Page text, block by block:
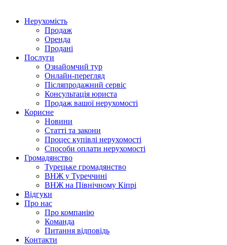
Нерухомість
Продаж
Оренда
Продані
Послуги
Ознайомчий тур
Онлайн-перегляд
Післяпродажний сервіс
Консультація юриста
Продаж вашої нерухомості
Корисне
Новини
Статті та закони
Процес купівлі нерухомості
Способи оплати нерухомості
Громадянство
Турецьке громадянство
ВНЖ у Туреччині
ВНЖ на Північному Кіпрі
Відгуки
Про нас
Про компанію
Команда
Питання відповідь
Контакти